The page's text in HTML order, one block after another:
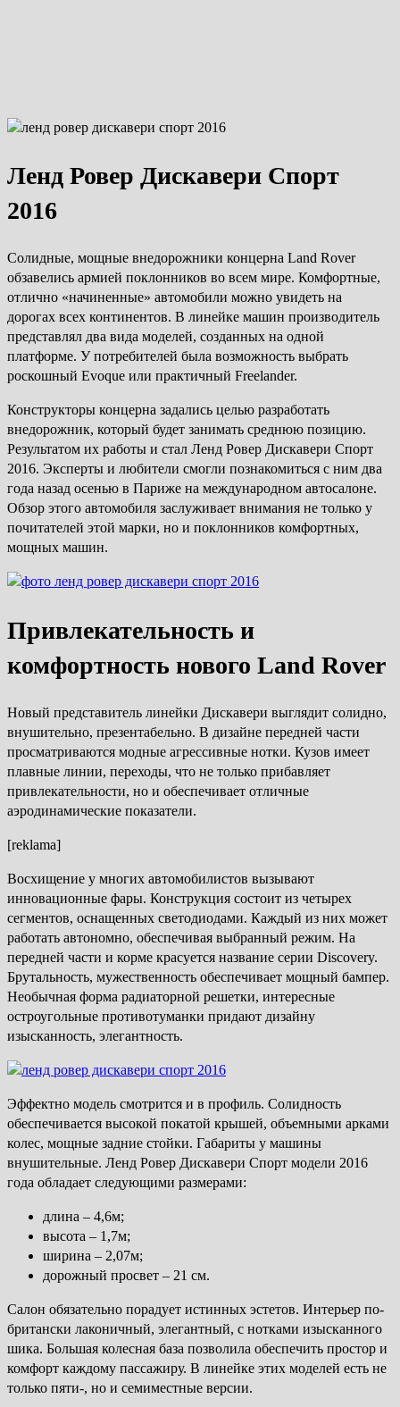
Ленд Ровер Дискавери Спорт
2016
Солидные, мощные внедорожники концерна Land Rover
обзавелись армией поклонников во всем мире. Комфортные,
отлично «начиненные» автомобили можно увидеть на
дорогах всех континентов. В линейке машин производитель
представлял два вида моделей, созданных на одной
платформе. У потребителей была возможность выбрать
роскошный Evoque или практичный Freelander.
Конструкторы концерна задались целью разработать
внедорожник, который будет занимать среднюю позицию.
Результатом их работы и стал Ленд Ровер Дискавери Спорт
2016. Эксперты и любители смогли познакомиться с ним два
года назад осенью в Париже на международном автосалоне.
Обзор этого автомобиля заслуживает внимания не только у
почитателей этой марки, но и поклонников комфортных,
мощных машин.
Привлекательность и
комфортность нового Land Rover
Новый представитель линейки Дискавери выглядит солидно,
внушительно, презентабельно. В дизайне передней части
просматриваются модные агрессивные нотки. Кузов имеет
плавные линии, переходы, что не только прибавляет
привлекательности, но и обеспечивает отличные
аэродинамические показатели.
[reklama]
Восхищение у многих автомобилистов вызывают
инновационные фары. Конструкция состоит из четырех
сегментов, оснащенных светодиодами. Каждый из них может
работать автономно, обеспечивая выбранный режим. На
передней части и корме красуется название серии Discovery.
Брутальность, мужественность обеспечивает мощный бампер.
Необычная форма радиаторной решетки, интересные
остроугольные противотуманки придают дизайну
изысканность, элегантность.
Эффектно модель смотрится и в профиль. Солидность
обеспечивается высокой покатой крышей, объемными арками
колес, мощные задние стойки. Габариты у машины
внушительные. Ленд Ровер Дискавери Спорт модели 2016
года обладает следующими размерами:
длина – 4,6м;
высота – 1,7м;
ширина – 2,07м;
дорожный просвет – 21 см.
Салон обязательно порадует истинных эстетов. Интерьер по-
британски лаконичный, элегантный, с нотками изысканного
шика. Большая колесная база позволила обеспечить простор и
комфорт каждому пассажиру. В линейке этих моделей есть не
только пяти-, но и семиместные версии.